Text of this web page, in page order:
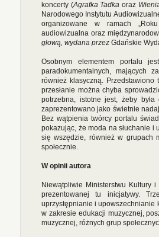
koncerty (Agrafka Tadka oraz
Narodowego Instytutu
organizowane w ramach
audiowizualna oraz
głową, wydana przez Gdańskie
Osobnym elementem portalu
paradokumentalnych, mających
również klasyczną.
przesłanie można chyba
potrzebna, istotne jest, żeby
zaprezentowano jako świetnie
Bez wątpienia twórcy portalu
pokazując, że moda na słuchanie
się wszędzie, również w grupach
społecznie.
W opinii autora
Niewątpliwie Ministerstwu Kultury
prezentowanej tu inicjatywy.
uprzystępnianie i upowszechnianie
w zakresie edukacji muzycznej,
muzycznej, różnych grup